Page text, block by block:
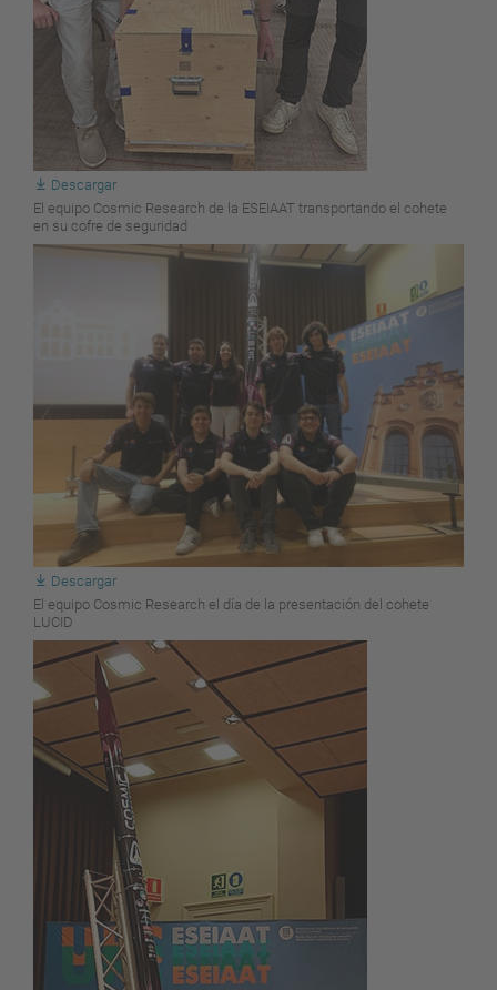
Descargar
El equipo Cosmic Research de la ESEIAAT transportando el cohete
en su cofre de seguridad
Descargar
El equipo Cosmic Research el día de la presentación del cohete
LUCID